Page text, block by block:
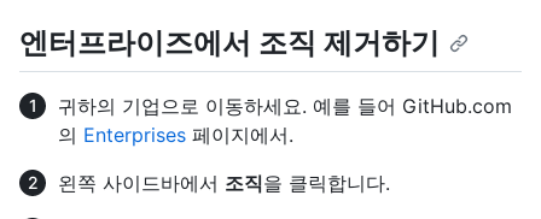
엔터프라이즈에서 조직 제거하기
귀하의 기업으로 이동하세요. 예를 들어 GitHub.com
의 Enterprises 페이지에서.
왼쪽 사이드바에서 조직을 클릭합니다.